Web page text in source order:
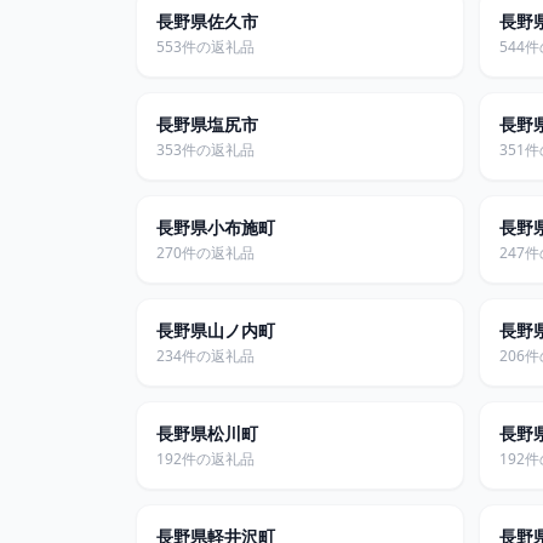
長野県佐久市
553件の返礼品
長野
544
長野県塩尻市
353件の返礼品
長野
351件
長野県小布施町
270件の返礼品
長野
247件
長野県山ノ内町
234件の返礼品
長野
206件
長野県松川町
192件の返礼品
長野
192
長野県軽井沢町 長野